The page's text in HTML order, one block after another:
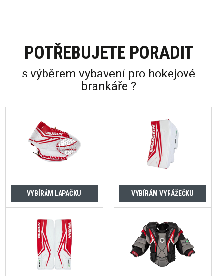
POTŘEBUJETE PORADIT
s výběrem vybavení pro hokejové
brankáře ?
VYBÍRÁM LAPAČKU VYBÍRÁM VYRÁŽEČKU